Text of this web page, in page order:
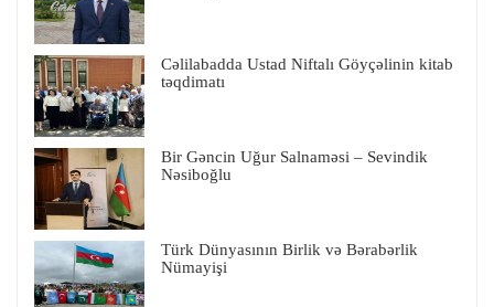
Cəlilabadda Ustad Niftalı Göyçəlinin kitab
təqdimatı
Bir Gəncin Uğur Salnaməsi – Sevindik
Nəsiboğlu
Türk Dünyasının Birlik və Bərabərlik
Nümayişi